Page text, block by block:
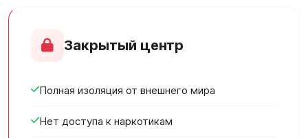
Закрытый центр
Полная изоляция от внешнего мира
Нет доступа к наркотикам